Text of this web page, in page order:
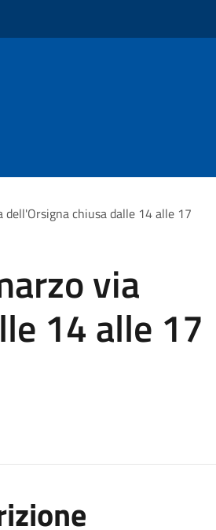
chiusa dalle 14 alle 17
via
14 alle 17